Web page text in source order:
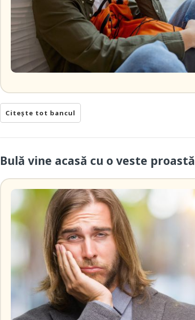
Citește tot bancul
Bulă vine acasă cu o veste proastă